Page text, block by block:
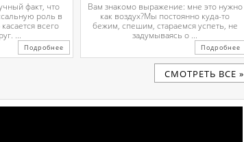
факт, что
роль в
всего
...
Подробнее
Вам знакомо выражение: мне это нужно
как воздух?Мы постоянно куда-то
бежим, спешим, стараемся успеть, не
задумываясь о ...
Подробнее
CМОТРЕТЬ ВСЕ »